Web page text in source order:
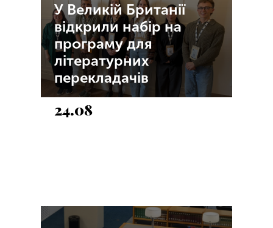
У Великій Британії
відкрили набір на
програму для
літературних
перекладачів
24.08